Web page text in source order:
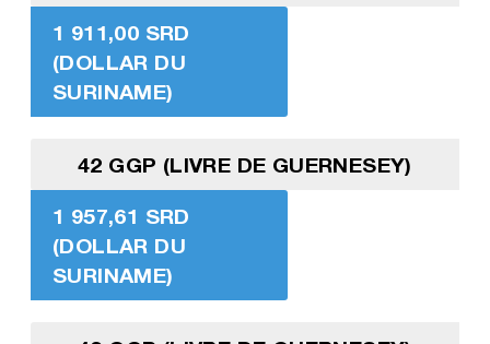
1 911,00 SRD
(DOLLAR DU
SURINAME)
42 GGP (LIVRE DE GUERNESEY)
1 957,61 SRD
(DOLLAR DU
SURINAME)